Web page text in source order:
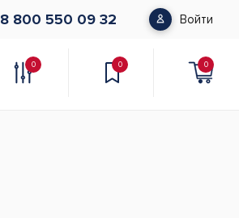
8 800 550 09 32 Войти
0 0 0